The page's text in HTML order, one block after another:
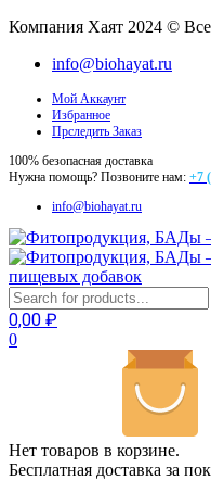
Компания Хаят 2024 ©
info@biohayat.ru
Мой Аккаунт
Избранное
Прследить Заказ
100% безопасная доставка
Нужна помощь? Позвоните нам: +7
info@biohayat.ru
пищевых добавок
0,00 ₽
0
Нет товаров в корзине.
Бесплатная доставка за